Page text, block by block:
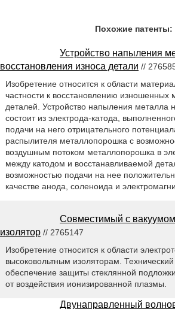
Похожие патенты:
Устройство напыления
восстановления износа детали //
Изобретение относится к области
частности к восстановлению изношенных
деталей. Устройство напыления металла
состоит из электрода-катода,
подачи на него отрицательного
распылителя металлопорошка с
воздушным потоком металлопорошка в
между катодом и восстанавливаемой
возможностью подачи на нее
качестве анода, соленоида и
Совместимый с вакуумом
изолятор // 2765147
Изобретение относится к области
высоковольтным изоляторам. Технический
обеспечение защиты стеклянной
от воздействия ионизированной плазмы.
Двунаправленный